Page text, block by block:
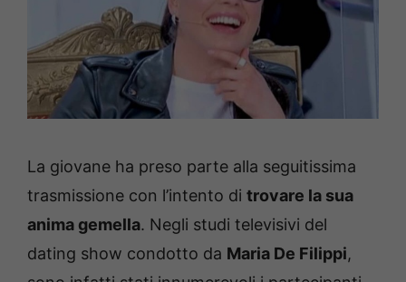
La giovane ha preso parte alla seguitissima
trasmissione con l’intento di trovare la sua
anima gemella. Negli studi televisivi del
dating show condotto da Maria De Filippi,